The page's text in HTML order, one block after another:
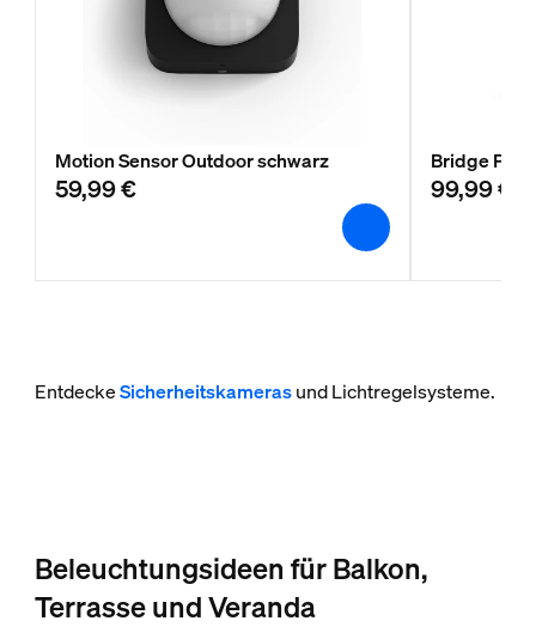
Motion Sensor Outdoor schwarz
59,99 €
Bridge Pro
99,99 €
EntdeckeSicherheitskamerasund Lichtregelsysteme.
Beleuchtungsideen für Balkon,
Terrasse und Veranda